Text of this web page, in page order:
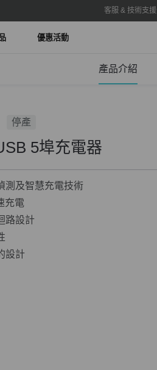
客服 & 技術支援
優惠活動
產品介紹
停產
5埠充電器
測及智慧充電技術
充電
路設計
設計